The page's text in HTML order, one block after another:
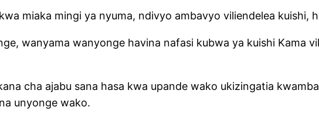
miaka mingi ya nyuma, ndivyo ambavyo viliendelea kuishi,
wanyama wanyonge havina nafasi kubwa ya kuishi Kama
cha ajabu sana hasa kwa upande wako ukizingatia
unyonge wako.